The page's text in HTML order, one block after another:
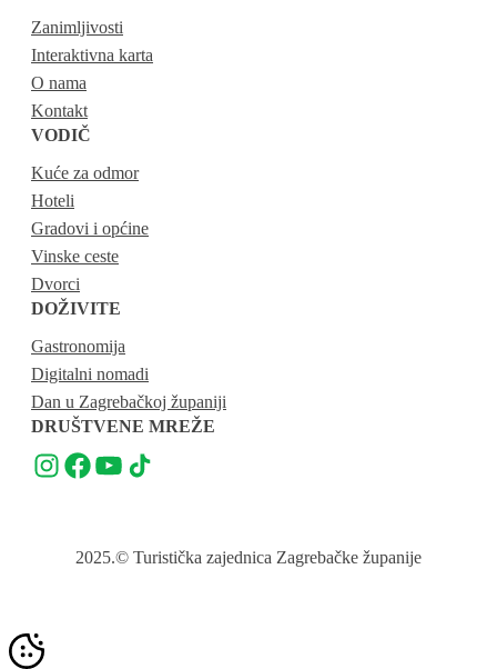
Zanimljivosti
Interaktivna karta
O nama
Kontakt
VODIČ
Kuće za odmor
Hoteli
Gradovi i općine
Vinske ceste
Dvorci
DOŽIVITE
Gastronomija
Digitalni nomadi
Dan u Zagrebačkoj županiji
DRUŠTVENE MREŽE
2025.© Turistička zajednica Zagrebačke županije